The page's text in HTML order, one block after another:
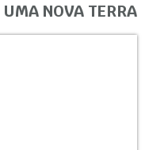
NOVA TERRA